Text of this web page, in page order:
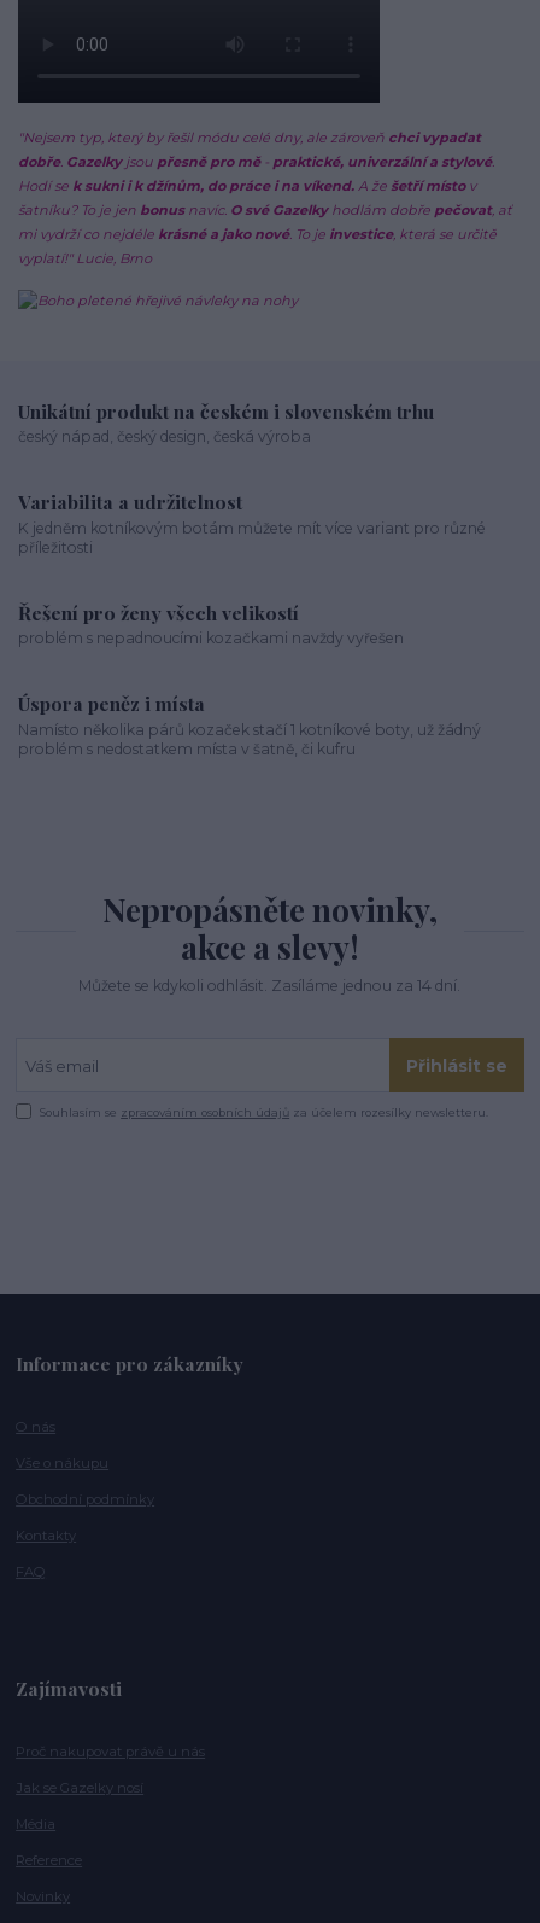
"Nejsem typ, který by řešil módu celé dny, ale zároveň chci vypadat
dobře. Gazelkyjsou přesně pro mě- praktické, univerzální a stylové.
Hodí se k sukni i k džínům, do práce i na víkend. A že šetří místov
šatníku? To je jen bonusnavíc. O své Gazelkyhodlám dobře pečovat, ať
mi vydrží co nejdéle krásné a jako nové. To je investice, která se určitě
vyplatí!" Lucie, Brno
Unikátní produkt na českém i slovenském trhu
český nápad, český design, česká výroba
Variabilita a udržitelnost
K jedněm kotníkovým botám můžete mít více variant pro různé
příležitosti
Řešení pro ženy všech velikostí
problém s nepadnoucími kozačkami navždy vyřešen
Úspora peněz i místa
Namísto několika párů kozaček stačí 1 kotníkové boty, už žádný
problém s nedostatkem místa v šatně, či kufru
Nepropásněte novinky,
akce a slevy!
Můžete se kdykoli odhlásit. Zasíláme jednou za 14 dní.
Přihlásit se
Souhlasím se zpracováním osobních údajů za účelem rozesílky newsletteru.
Informace pro zákazníky
O nás
Vše o nákupu
Obchodní podmínky
Kontakty
FAQ
Zajímavosti
Proč nakupovat právě u nás
Jak se Gazelky nosí
Média
Reference
Novinky